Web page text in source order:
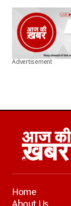
Advertisement
Home